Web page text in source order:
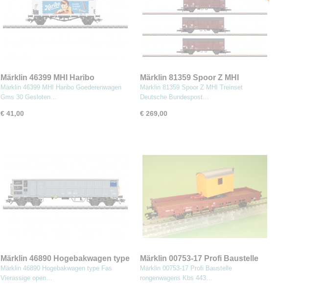
Märklin 46399 MHI Haribo
Goederenwagen Gms 30
Märklin 46399 MHI Haribo Goederenwagen
Gms 30 Gesloten…
€ 41,00
Märklin 81359 Spoor Z MHI
Treinset Deutsche Bundespost
Märklin 81359 Spoor Z MHI Treinset
Deutsche Bundespost…
€ 269,00
Märklin 46890 Hogebakwagen type
Fas
Märklin 46890 Hogebakwagen type Fas
Vierassige open…
Märklin 00753-17 Profi Baustelle
rongenwagens Kbs 443 met
bouwkeet
Märklin 00753-17 Profi Baustelle
rongenwagens Kbs 443…